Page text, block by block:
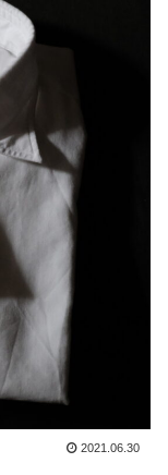
2021.06.30